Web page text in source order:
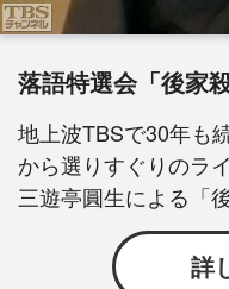
落語特選会「後家
地上波TBSで30年も
から選りすぐりのラ
三遊亭圓生による「
詳